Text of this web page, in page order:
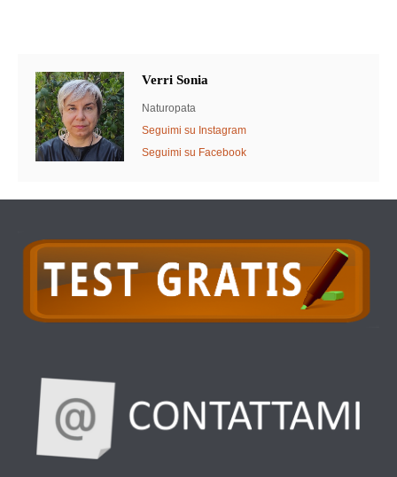
Verri Sonia
Naturopata
Seguimi su Instagram
Seguimi su Facebook